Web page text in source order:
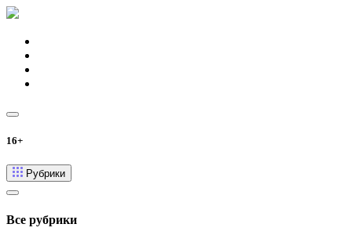
16+
Рубрики
Все рубрики